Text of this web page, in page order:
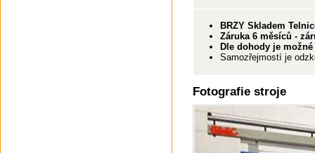
BRZY Skladem
Záruka 6 měsíců -
Dle dohody je
Samozřejmostí je
Fotografie stroje